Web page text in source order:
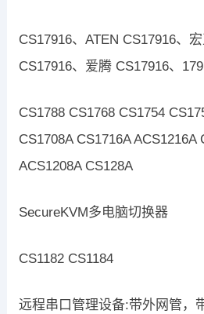
CS17916、ATEN CS17916、
CS17916、爱腾 CS17916、
CS1788 CS1768 CS1754
CS1708A CS1716A ACS1216A
ACS1208A CS128A
SecureKVM多电脑切换器
CS1182 CS1184
远程串口管理设备:带外网管，